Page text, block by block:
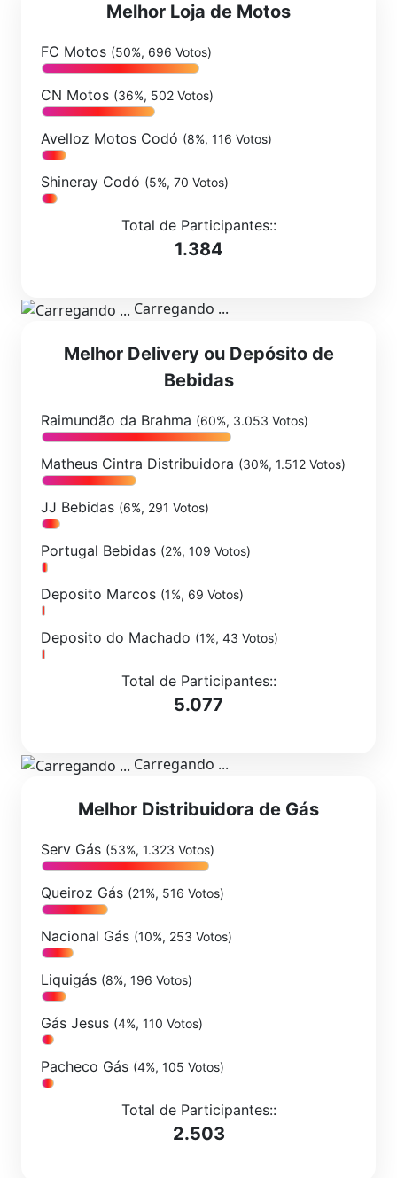
Melhor Loja de Motos
FC Motos (50%, 696 Votos)
CN Motos (36%, 502 Votos)
Avelloz Motos Codó (8%, 116 Votos)
Shineray Codó (5%, 70 Votos)
Total de Participantes::
1.384
Carregando ...
Melhor Delivery ou Depósito de
Bebidas
Raimundão da Brahma (60%, 3.053 Votos)
Matheus Cintra Distribuidora (30%, 1.512 Votos)
JJ Bebidas (6%, 291 Votos)
Portugal Bebidas (2%, 109 Votos)
Deposito Marcos (1%, 69 Votos)
Deposito do Machado (1%, 43 Votos)
Total de Participantes::
5.077
Carregando ...
Melhor Distribuidora de Gás
Serv Gás (53%, 1.323 Votos)
Queiroz Gás (21%, 516 Votos)
Nacional Gás (10%, 253 Votos)
Liquigás (8%, 196 Votos)
Gás Jesus (4%, 110 Votos)
Pacheco Gás (4%, 105 Votos)
Total de Participantes::
2.503